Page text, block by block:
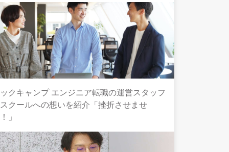
クキャンプ エンジニア転職の運営スタッフ
スクールへの想いを紹介「挫折させませ
」